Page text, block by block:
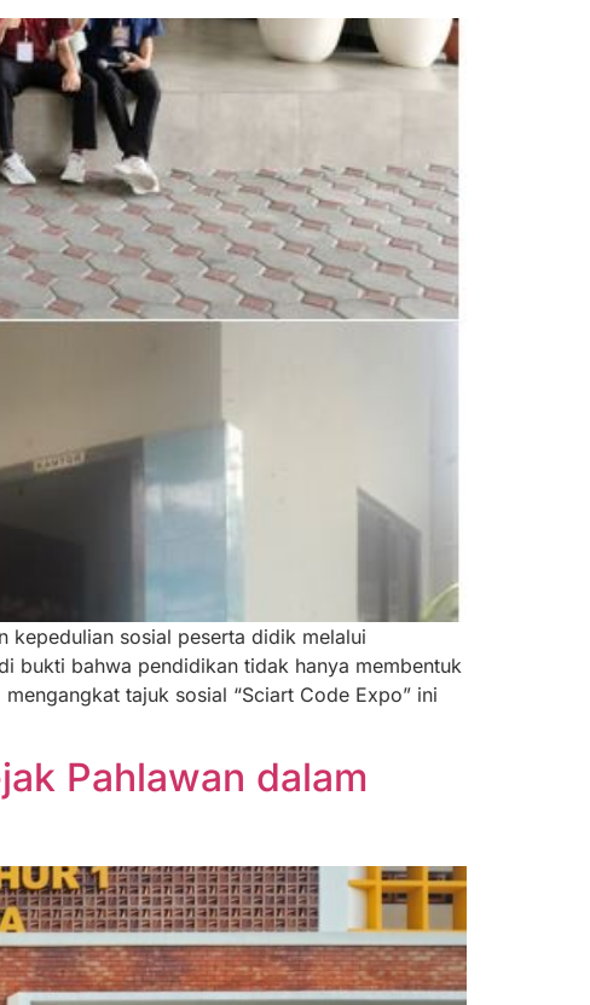
kepedulian sosial peserta didik melalui
bukti bahwa pendidikan tidak hanya membentuk
tajuk sosial “Sciart Code Expo” ini
Pahlawan dalam